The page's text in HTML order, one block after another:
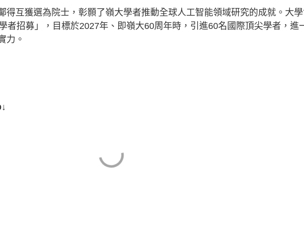
得互獲選為院士，彰顥了嶺大學者推動全球人工智能領域研究的成就。大
者招募」，目標於2027年、即嶺大60周年時，引進60名國際頂尖學者，進
力。